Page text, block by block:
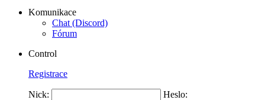
Komunikace
Chat (Discord)
Fórum
Control
Registrace
Nick: Heslo: